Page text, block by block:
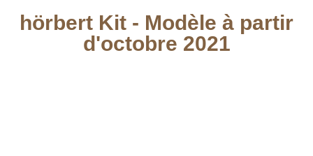
hörbert Kit - Modèle à partir
d'octobre 2021